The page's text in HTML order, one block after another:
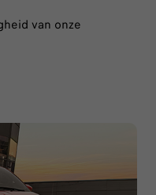
van onze